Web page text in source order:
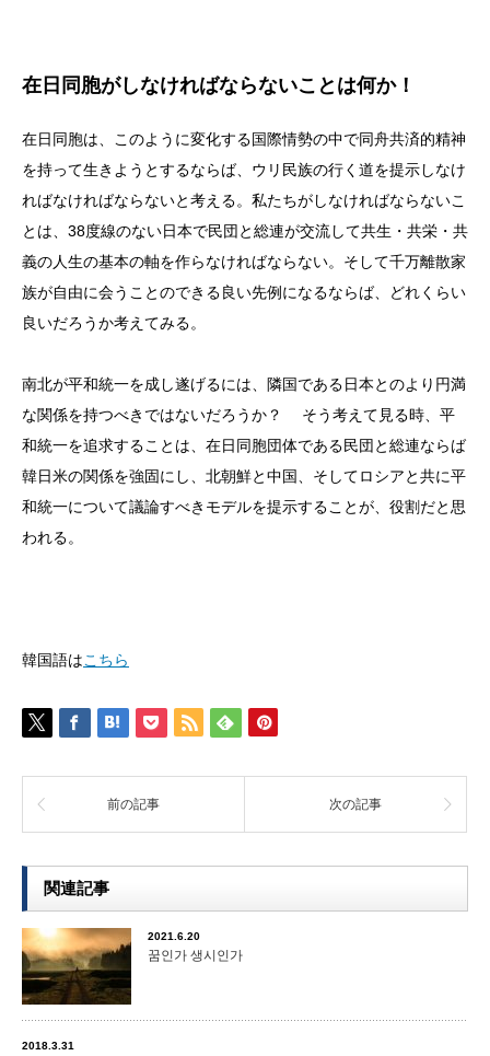
在日同胞がしなければならないことは何か！
在日同胞は、このように変化する国際情勢の中で同舟共済的精神
を持って生きようとするならば、ウリ民族の行く道を提示しなけ
ればなければならないと考える。私たちがしなければならないこ
とは、38度線のない日本で民団と総連が交流して共生・共栄・共
義の人生の基本の軸を作らなければならない。そして千万離散家
族が自由に会うことのできる良い先例になるならば、どれくらい
良いだろうか考えてみる。
南北が平和統一を成し遂げるには、隣国である日本とのより円満
な関係を持つべきではないだろうか？ そう考えて見る時、平
和統一を追求することは、在日同胞団体である民団と総連ならば
韓日米の関係を強固にし、北朝鮮と中国、そしてロシアと共に平
和統一について議論すべきモデルを提示することが、役割だと思
われる。
韓国語はこちら
前の記事 次の記事
関連記事
2021.6.20
꿈인가 생시인가
2018.3.31